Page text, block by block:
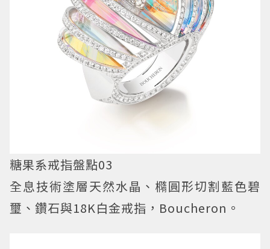
糖果系戒指盤點03
全息技術塗層天然水晶、橢圓形切割藍色碧
璽、鑽石與18K白金戒指，Boucheron。